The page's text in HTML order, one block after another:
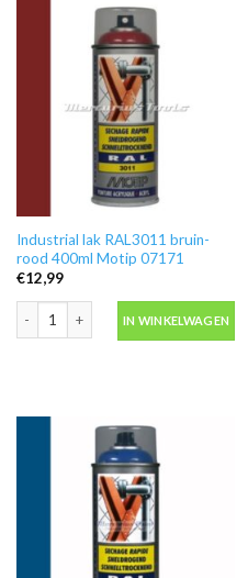
Industrial lak RAL3011 bruin-
rood 400ml Motip 07171
€12,99
Industrial lak RAL3011 bruin-rood
IN WINKELWAGEN